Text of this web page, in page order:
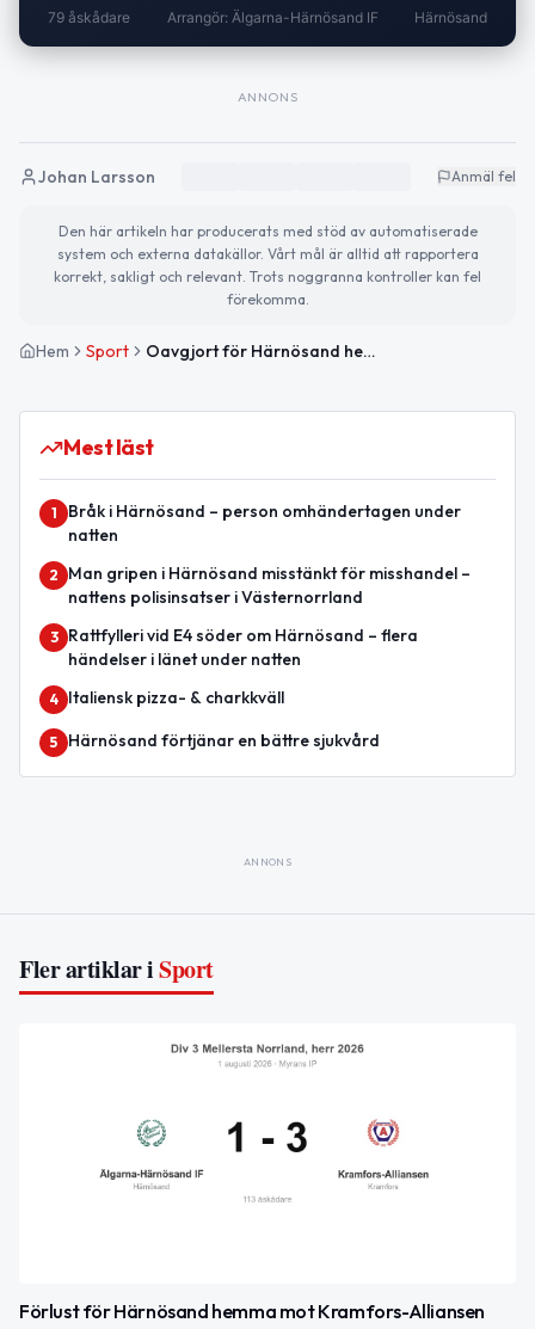
79 åskådare Arrangör: Älgarna-Härnösand IF Härnösand
ANNONS
Johan Larsson Anmäl fel
Den här artikeln har producerats med stöd av automatiserade
system och externa datakällor. Vårt mål är alltid att rapportera
korrekt, sakligt och relevant. Trots noggranna kontroller kan fel
förekomma.
Hem Sport Oavgjort för Härnösand hemma mot Tegs SK Fotboll
Mest läst
1
Bråk i Härnösand – person omhändertagen under
natten
2
Man gripen i Härnösand misstänkt för misshandel –
nattens polisinsatser i Västernorrland
3
Rattfylleri vid E4 söder om Härnösand – flera
händelser i länet under natten
4 Italiensk pizza- & charkkväll
5 Härnösand förtjänar en bättre sjukvård
ANNONS
Fler artiklar iSport
Förlust för Härnösand hemma mot Kramfors-Alliansen